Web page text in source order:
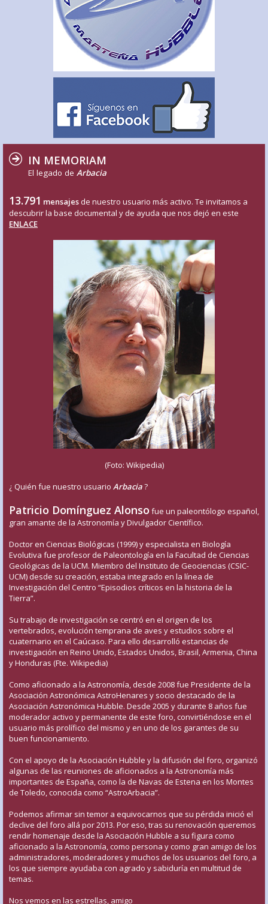
IN MEMORIAM
El legado de Arbacia
13.791 mensajes de nuestro usuario más activo. Te invitamos a
descubrir la base documental y de ayuda que nos dejó en este
ENLACE
(Foto: Wikipedia)
¿ Quién fue nuestro usuario Arbacia?
Patricio Domínguez Alonso fue un paleontólogo español,
gran amante de la Astronomía y Divulgador Científico.
Doctor en Ciencias Biológicas (1999) y especialista en Biología
Evolutiva fue profesor de Paleontología en la Facultad de Ciencias
Geológicas de la UCM. Miembro del Instituto de Geociencias (CSIC-
UCM) desde su creación, estaba integrado en la línea de
Investigación del Centro “Episodios críticos en la historia de la
Tierra”.
Su trabajo de investigación se centró en el origen de los
vertebrados, evolución temprana de aves y estudios sobre el
cuaternario en el Caúcaso. Para ello desarrolló estancias de
investigación en Reino Unido, Estados Unidos, Brasil, Armenia, China
y Honduras (Fte. Wikipedia)
Como aficionado a la Astronomía, desde 2008 fue Presidente de la
Asociación Astronómica AstroHenares y socio destacado de la
Asociación Astronómica Hubble. Desde 2005 y durante 8 años fue
moderador activo y permanente de este foro, convirtiéndose en el
usuario más prolífico del mismo y en uno de los garantes de su
buen funcionamiento.
Con el apoyo de la Asociación Hubble y la difusión del foro, organizó
algunas de las reuniones de aficionados a la Astronomía más
importantes de España, como la de Navas de Estena en los Montes
de Toledo, conocida como “AstroArbacia”.
Podemos afirmar sin temor a equivocarnos que su pérdida inició el
declive del foro allá por 2013. Por eso, tras su renovación queremos
rendir homenaje desde la Asociación Hubble a su figura como
aficionado a la Astronomía, como persona y como gran amigo de los
administradores, moderadores y muchos de los usuarios del foro, a
los que siempre ayudaba con agrado y sabiduría en multitud de
temas.
Nos vemos en las estrellas, amigo